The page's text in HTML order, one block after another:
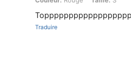
Traduire